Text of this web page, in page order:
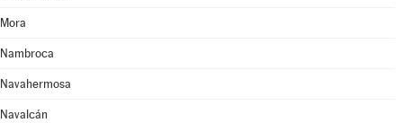
Mora
Nambroca
Navahermosa
Navalcán